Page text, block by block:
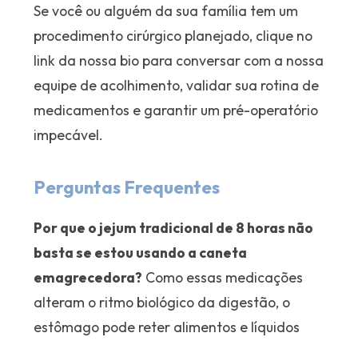
Se você ou alguém da sua família tem um
procedimento cirúrgico planejado, clique no
link da nossa bio para conversar com a nossa
equipe de acolhimento, validar sua rotina de
medicamentos e garantir um pré-operatório
impecável.
Perguntas Frequentes
Por que o jejum tradicional de 8 horas não
basta se estou usando a caneta
emagrecedora? Como essas medicações
alteram o ritmo biológico da digestão, o
estômago pode reter alimentos e líquidos